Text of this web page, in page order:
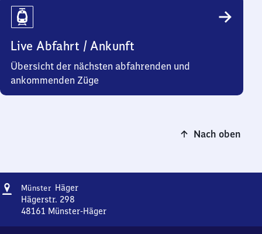
Live Abfahrt / Ankunft
Übersicht der nächsten abfahrenden und
ankommenden Züge
Nach oben
Adresse
Münster HägerMünster-
Hägerstr. 298
48161 Münster-Häger